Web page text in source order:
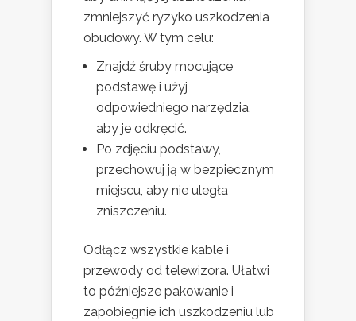
zmniejszyć ryzyko uszkodzenia
obudowy. W tym celu:
Znajdź śruby mocujące
podstawę i użyj
odpowiedniego narzędzia,
aby je odkręcić.
Po zdjęciu podstawy,
przechowuj ją w bezpiecznym
miejscu, aby nie uległa
zniszczeniu.
Odłącz wszystkie kable i
przewody od telewizora. Ułatwi
to późniejsze pakowanie i
zapobiegnie ich uszkodzeniu lub